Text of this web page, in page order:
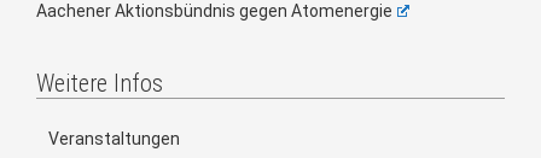
Aachener Aktionsbündnis gegen Atomenergie
Weitere Infos
Veranstaltungen